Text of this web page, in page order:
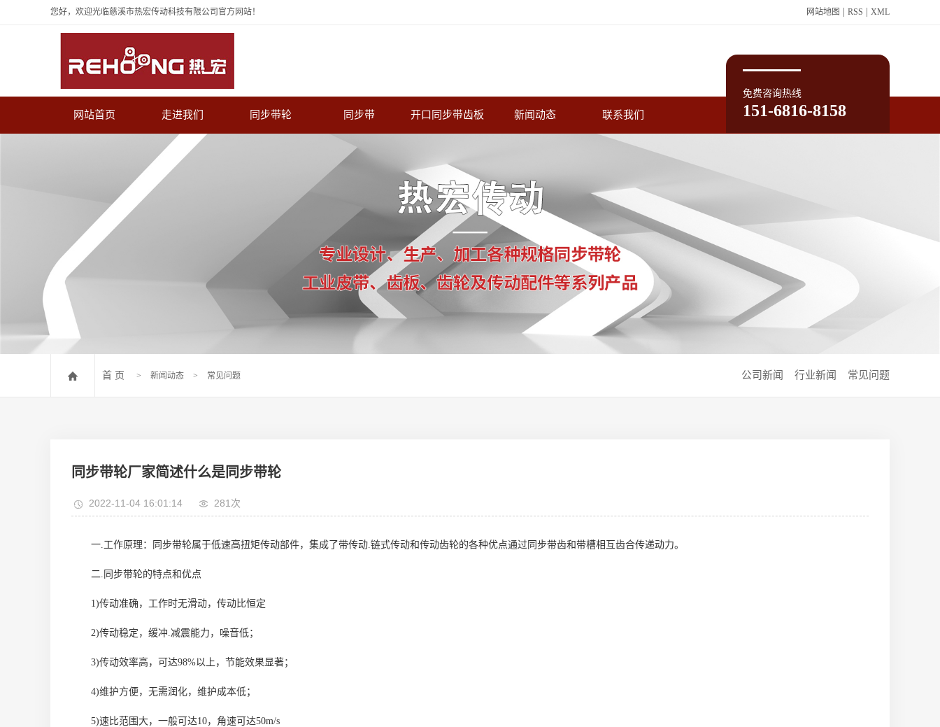
您好，欢迎光临慈溪市热宏传动科技有限公司官方网站！ 网站地图 RSS XML
免费咨询热线
151-6816-8158
网站首页 走进我们
公司简介
资质荣誉
同步带轮
梯形齿同步带轮
抛物线齿同步带轮
T形齿同步带轮
G/Y齿同步带轮
AT齿同步带轮
同步带
梯形齿橡胶同步带
圆弧齿橡胶同步带
双面齿橡胶同步带
开口橡胶同步带
加胶带
开口同步带齿板 新闻动态
常见问题
联系我们
首 页 > 新闻动态 > 常见问题 公司新闻 行业新闻 常见问题
同步带轮厂家简述什么是同步带轮
2022-11-04 16:01:14 281次
一.工作原理：同步带轮属于低速高扭矩传动部件，集成了带传动.链式传动和传动齿轮的各种优点通过同步带齿和带槽相互齿合传递动力。
二.同步带轮的特点和优点
1)传动准确，工作时无滑动，传动比恒定
2)传动稳定，缓冲.减震能力，噪音低；
3)传动效率高，可达98%以上，节能效果显著；
4)维护方便，无需润化，维护成本低；
5)速比范围大，一般可达10，角速可达50m/s